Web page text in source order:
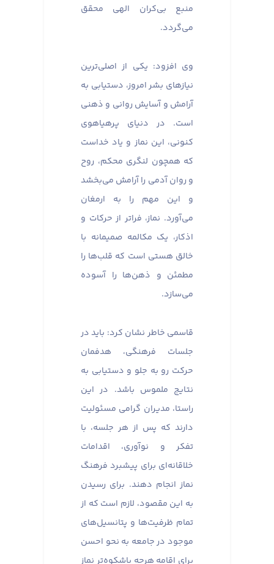
منبع بی‌کران الهی محقق
می‌گردد.
وی افزود: یکی از اصلی‌ترین
نیازهای بشر امروز، دستیابی به
آرامش و آسایش روانی و ذهنی
است. در دنیای پرهیاهوی
کنونی، این نماز و یاد خداست
که همچون لنگری محکم، روح
و روان آدمی را آرامش می‌بخشد
و این مهم را به ارمغان
می‌آورد. نماز، فراتر از حرکات و
اذکار، یک مکالمه صمیمانه با
خالق هستی است که قلب‌ها را
مطمئن و ذهن‌ها را آسوده
می‌سازد.
قاسمی خاطر نشان کرد: باید در
جلسات فرهنگی، هدفمان
حرکت رو به جلو و دستیابی به
نتایج ملموس باشد. در این
راستا، مدیران گرامی مسئولیت
دارند که پس از هر جلسه، با
تفکر و نوآوری، اقدامات
خلاقانه‌ای برای پیشبرد فرهنگ
نماز انجام دهند. برای رسیدن
به این مقصود، لازم است که از
تمام ظرفیت‌ها و پتانسیل‌های
موجود در جامعه به نحو احسن
برای اقامه هرچه باشکوه‌تر نماز